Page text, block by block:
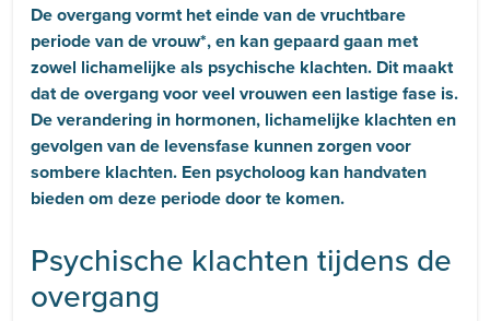
De overgang vormt het einde van de vruchtbare
periode van de vrouw*, en kan gepaard gaan met
zowel lichamelijke als psychische klachten. Dit maakt
dat de overgang voor veel vrouwen een lastige fase is.
De verandering in hormonen, lichamelijke klachten en
gevolgen van de levensfase kunnen zorgen voor
sombere klachten. Een psycholoog kan handvaten
bieden om deze periode door te komen.
Psychische klachten tijdens de
overgang